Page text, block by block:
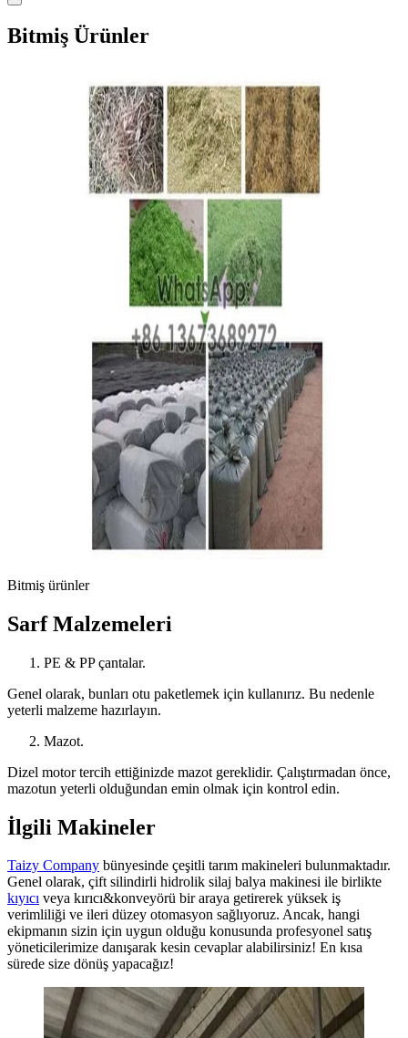
Bitmiş Ürünler
Bitmiş ürünler
Sarf Malzemeleri
PE & PP çantalar.
Genel olarak, bunları otu paketlemek için kullanırız. Bu nedenle
yeterli malzeme hazırlayın.
Mazot.
Dizel motor tercih ettiğinizde mazot gereklidir. Çalıştırmadan önce,
mazotun yeterli olduğundan emin olmak için kontrol edin.
İlgili Makineler
Taizy Company bünyesinde çeşitli tarım makineleri bulunmaktadır.
Genel olarak, çift silindirli hidrolik silaj balya makinesi ile birlikte
kıyıcı veya kırıcı&konveyörü bir araya getirerek yüksek iş
verimliliği ve ileri düzey otomasyon sağlıyoruz. Ancak, hangi
ekipmanın sizin için uygun olduğu konusunda profesyonel satış
yöneticilerimize danışarak kesin cevaplar alabilirsiniz! En kısa
sürede size dönüş yapacağız!